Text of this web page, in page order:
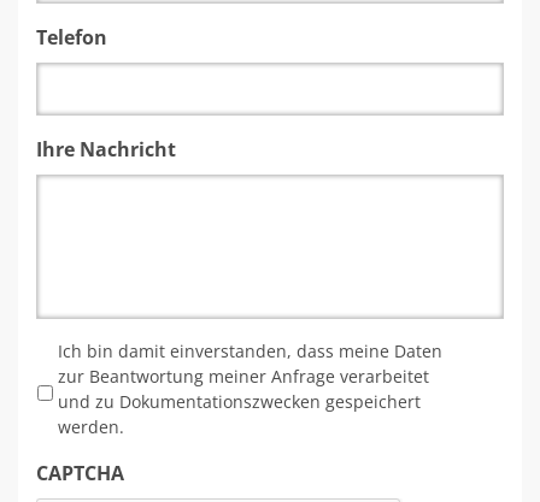
Telefon
Ihre Nachricht
Ich bin damit einverstanden, dass meine Daten
zur Beantwortung meiner Anfrage verarbeitet
und zu Dokumentationszwecken gespeichert
werden.
CAPTCHA